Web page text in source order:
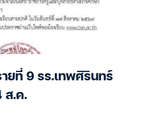
ยที่ 9 รร.เทพศิรินทร์
ส.ค.